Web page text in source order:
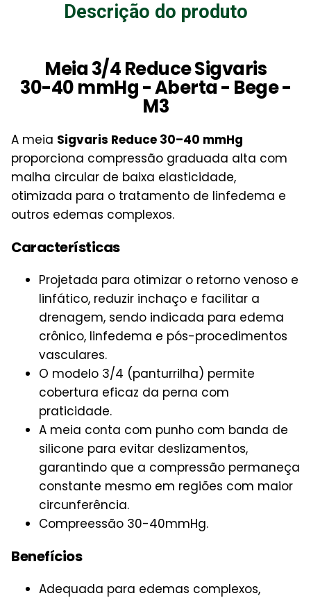
Descrição do produto
Meia 3/4 Reduce Sigvaris
30-40 mmHg - Aberta - Bege -
M3
A meia Sigvaris Reduce 30–40 mmHg
proporciona compressão graduada alta com
malha circular de baixa elasticidade,
otimizada para o tratamento de linfedema e
outros edemas complexos.
Características
Projetada para otimizar o retorno venoso e
linfático, reduzir inchaço e facilitar a
drenagem, sendo indicada para edema
crônico, linfedema e pós-procedimentos
vasculares.
O modelo 3/4 (panturrilha) permite
cobertura eficaz da perna com
praticidade.
A meia conta com punho com banda de
silicone para evitar deslizamentos,
garantindo que a compressão permaneça
constante mesmo em regiões com maior
circunferência.
Compreessão 30-40mmHg.
Benefícios
Adequada para edemas complexos,